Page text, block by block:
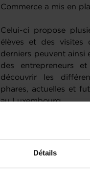
Détails
Commerce a mis en
Celui-ci propose
élèves et des visites
derniers peuvent ainsi
des entrepreneurs
découvrir les
phares, actuelles et
au Luxembourg.
La Chambre de
acteurs clés de
dédiés aux jeunes.